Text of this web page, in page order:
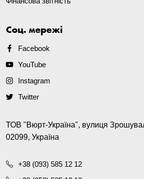
Соц. мережі
Facebook
YouTube
Instagram
Twitter
ТОВ "Вюрт-Україна", вулиця
02099, Україна
+38 (093) 585 12 12